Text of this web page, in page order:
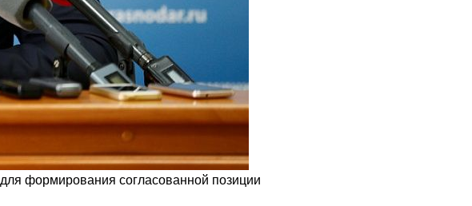
формирования согласованной позиции